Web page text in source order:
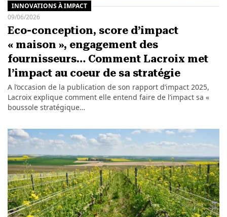
INNOVATIONS À IMPACT
09/06/2026
Eco-conception, score d’impact
« maison », engagement des
fournisseurs… Comment Lacroix met
l’impact au coeur de sa stratégie
A l’occasion de la publication de son rapport d’impact 2025,
Lacroix explique comment elle entend faire de l’impact sa «
boussole stratégique…